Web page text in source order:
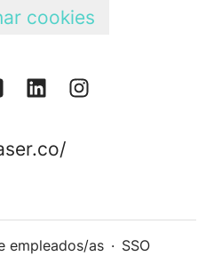
cookies
empleados/as · SSO